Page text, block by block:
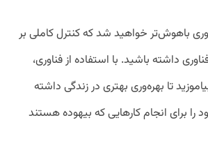
باهوش‌تر خواهید شد که کنترل کاملی بر
داشته باشید. با استفاده از فناوری،
تا بهره‌وری بهتری در زندگی داشته
را برای انجام کارهایی که بیهوده هستند